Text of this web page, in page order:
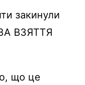
закинули
ВЗЯТТЯ
що це